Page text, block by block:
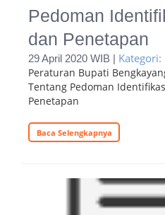
Pedoman
dan Penetapan
29 April 2020 WIB |
Peraturan Bupati
Tentang Pedoman
Penetapan
Baca Selengkapnya